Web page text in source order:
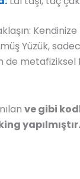
Yüzük,
metafiziksel
vegibi